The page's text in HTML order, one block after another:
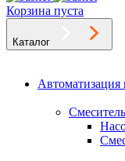
Корзина пуста
Каталог
Автоматизация